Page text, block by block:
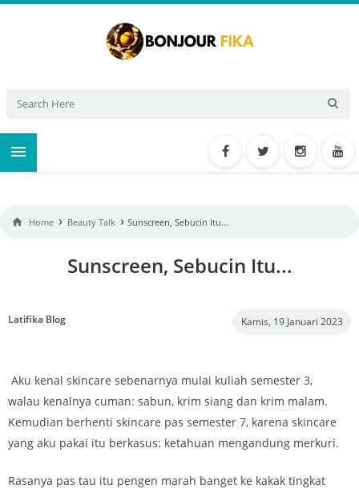

 Home › Beauty Talk › Sunscreen, Sebucin Itu...
Sunscreen, Sebucin Itu...
Latifika Blog Kamis, 19 Januari 2023
Aku kenal skincare sebenarnya mulai kuliah semester 3,
walau kenalnya cuman: sabun, krim siang dan krim malam.
Kemudian berhenti skincare pas semester 7, karena skincare
yang aku pakai itu berkasus: ketahuan mengandung merkuri.
Rasanya pas tau itu pengen marah banget ke kakak tingkat